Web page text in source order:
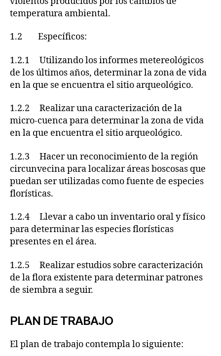
temperatura ambiental.
1.2 Específicos:
1.2.1 Utilizando los informes metereológicos
de los últimos años, determinar la zona de vida
en la que se encuentra el sitio arqueológico.
1.2.2 Realizar una caracterización de la
micro-cuenca para determinar la zona de vida
en la que encuentra el sitio arqueológico.
1.2.3 Hacer un reconocimiento de la región
circunvecina para localizar áreas boscosas que
puedan ser utilizadas como fuente de especies
florísticas.
1.2.4 Llevar a cabo un inventario oral y físico
para determinar las especies florísticas
presentes en el área.
1.2.5 Realizar estudios sobre caracterización
de la flora existente para determinar patrones
de siembra a seguir.
PLAN DE TRABAJO
El plan de trabajo contempla lo siguiente: